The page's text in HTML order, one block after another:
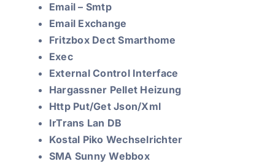
Email – Smtp
Email Exchange
Fritzbox Dect Smarthome
Exec
External Control Interface
Hargassner Pellet Heizung
Http Put/Get Json/Xml
IrTrans Lan DB
Kostal Piko Wechselrichter
SMA Sunny Webbox